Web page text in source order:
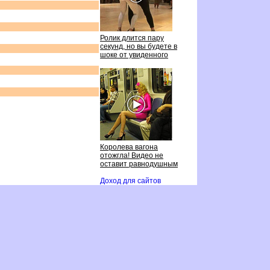
Ролик длится пару
секунд, но вы будете
шоке от увиденного
Королева вагона
отожгла! Видео не
оставит равнодушным
Доход для сайто